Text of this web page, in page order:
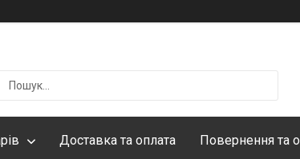
Доставка та оплата Повернення та